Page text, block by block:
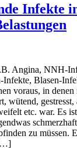
Infekte
Angina, NNH-
Blasen-
voraus, in denen
wütend,
etc. war. Es
zu müssen.